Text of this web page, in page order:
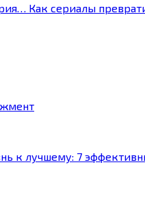
Как сериалы
к лучшему: 7